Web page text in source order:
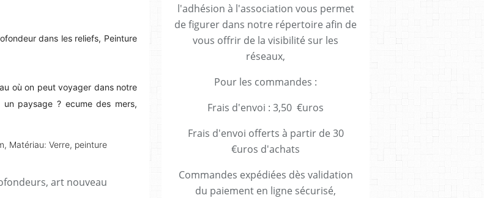
dans les reliefs, Peinture
où on peut voyager dans notre
un paysage ? ecume des mers,
Matériau: Verre, peinture
art nouveau
l'adhésion à l'association vous permet
de figurer dans notre répertoire afin de
vous offrir de la visibilité sur les
réseaux,
Pour les commandes :
Frais d'envoi : 3,50 €uros
Frais d'envoi offerts à partir de 30
€uros d'achats
Commandes expédiées dès validation
du paiement en ligne sécurisé,